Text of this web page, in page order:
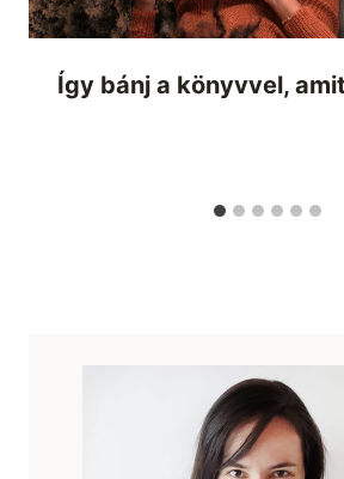
Így bánj a könyvvel,